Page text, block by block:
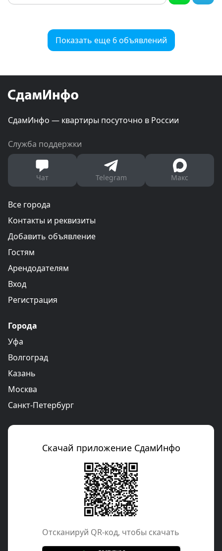
Показать еще 6 объявлений
СдамИнфо — квартиры посуточно в России
Служба поддержки
Чат Telegram Макс
Все города
Контакты и реквизиты
Добавить объявление
Гостям
Арендодателям
Вход
Регистрация
Города
Уфа
Волгоград
Казань
Москва
Санкт-Петербург
Скачай приложение СдамИнфо
Отcканируй QR-код, чтобы скачать